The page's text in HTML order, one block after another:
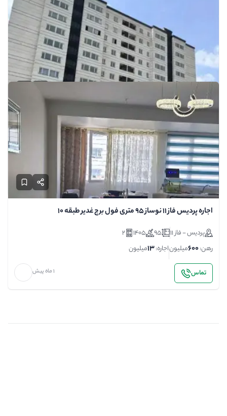
اجاره پروژه های غدیر/۲خواب/کلید نخورده/ویودار
پردیس - فاز 11 1405
2
رهن:500میلیوناجاره: 21میلیون
تماس
گروه املاک شیرینی
اجاره پردیس فاز 11 نوساز 95 متری فول برج غدیر طبقه 10
پردیس - فاز 11 95
1405
2
رهن:600میلیوناجاره:13میلیون
تماس 1 ماه پیش